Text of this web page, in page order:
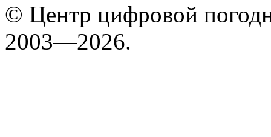
© Центр цифровой
2003—2026.